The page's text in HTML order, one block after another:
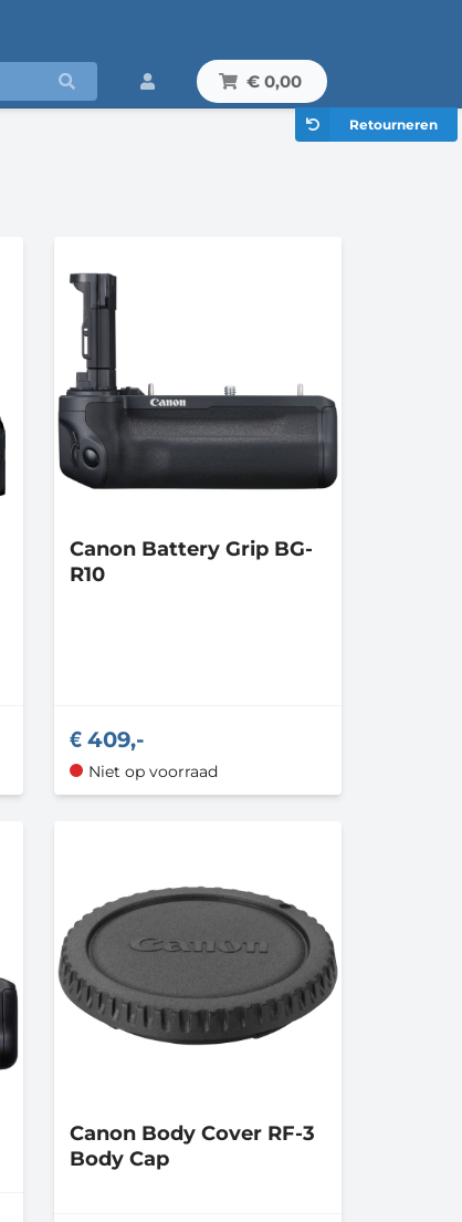
€ 0,00
Retourneren
Canon Battery Grip BG-
R10
409,-
Niet op voorraad
Canon Body Cover RF-3
Body Cap